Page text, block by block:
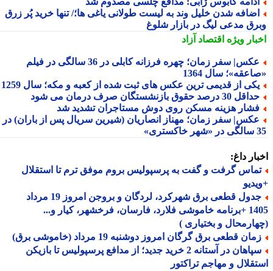
شدن خلیل وند به لیست طولانی یاغی ها؛/ تنها خرید پُر زرق
مدعی لیگ در بازار شلوغ
ویژهاقتصاد آزاد
عکس| سفر زمان؛ چهره فرزانه کابلی در 36 سالگی در فیلم
سال 1364
از قدیمی ترین عکس های ثبت شده از کعبه و مکه؛ سال 1259
30 درصد حقوق بازنشستگان صرف درمان می شود
هزینه مسکن روی دوش مستاجران تشدید شد
سفر زمان؛ مهناز انصاریان (شیرین سریال پس از باران) در
داغ:
گرفت و گفت به پرسپولیس بروم موفق ترم تا استقلال
جدول قطعی برق شهرکرد، لردگان و بروجن امروز 19 مرداد
1405 +برنامه خاموشی فلارد، فارسان، فرخشهر، کیار و...
و بختیاری )
قطعی برق گرگان امروز دوشنبه 19 مرداد (خاموشی برق)
سپاهان در آستانه 2 خرید جدید؛ از مدافع پرسپولیس تا بازیکن
و مهاجم تراکتور